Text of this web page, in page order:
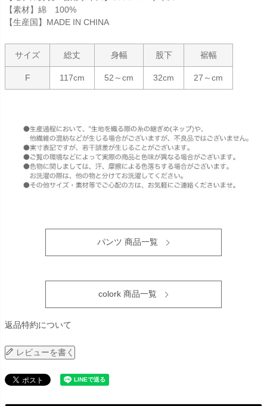
【素材】綿 100%
【生産国】MADE IN CHINA
サイズ 総丈 身幅 股下 裾幅
F 117cm 52～cm 32cm 27～cm
パンツ 商品一覧
colork 商品一覧
返品特約について
レビューを書く